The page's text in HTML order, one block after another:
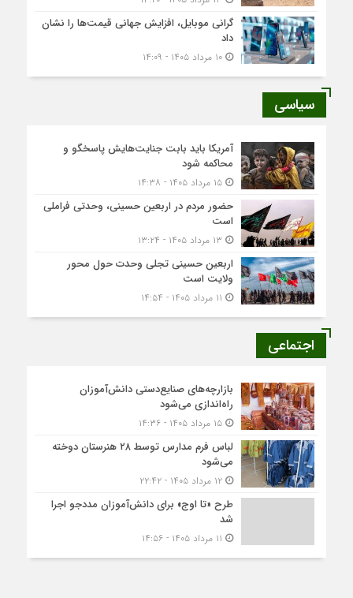
گرانی موبایل، افزایش جهانی قیمت‌ها را نشان
داد
۱۰ مرداد ۱۴۰۵ - ۱۴:۰۹
سیاسی
آمریکا باید بابت جنایت‌هایش پاسخگو و
محاکمه شود
۱۵ مرداد ۱۴۰۵ - ۱۴:۳۸
حضور مردم در اربعین حسینی، وحدتی فراملی
است
اربعین حسینی تجلی وحدت حول محور
ولایت است
اجتماعی
بازارچه‌های صنایع‌دستی دانش‌آموزان
راه‌اندازی می‌شود
۱۵ مرداد ۱۴۰۵ - ۱۴:۳۶
لباس فرم مدارس توسط ۲۸ هنرستان‌ دوخته
می‌شود
۱۲ مرداد ۱۴۰۵ - ۲۲:۴۲
طرح «تا اوج» برای دانش‌آموزان مددجو اجرا
شد